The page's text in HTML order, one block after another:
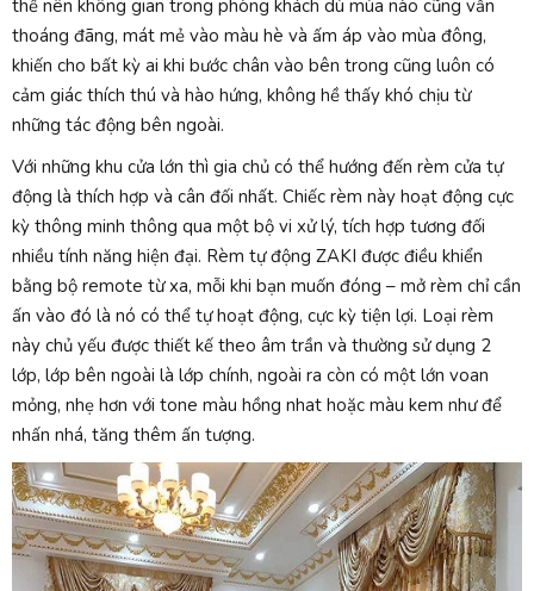
thế nên không gian trong phòng khách dù mùa nào cũng vẫn
thoáng đãng, mát mẻ vào màu hè và ấm áp vào mùa đông,
khiến cho bất kỳ ai khi bước chân vào bên trong cũng luôn có
cảm giác thích thú và hào hứng, không hề thấy khó chịu từ
những tác động bên ngoài.
Với những khu cửa lớn thì gia chủ có thể hướng đến rèm cửa tự
động là thích hợp và cân đối nhất. Chiếc rèm này hoạt động cực
kỳ thông minh thông qua một bộ vi xử lý, tích hợp tương đối
nhiều tính năng hiện đại. Rèm tự động ZAKI được điều khiển
bằng bộ remote từ xa, mỗi khi bạn muốn đóng – mở rèm chỉ cần
ấn vào đó là nó có thể tự hoạt động, cực kỳ tiện lợi. Loại rèm
này chủ yếu được thiết kế theo âm trần và thường sử dụng 2
lớp, lớp bên ngoài là lớp chính, ngoài ra còn có một lớn voan
mỏng, nhẹ hơn với tone màu hồng nhat hoặc màu kem như để
nhấn nhá, tăng thêm ấn tượng.